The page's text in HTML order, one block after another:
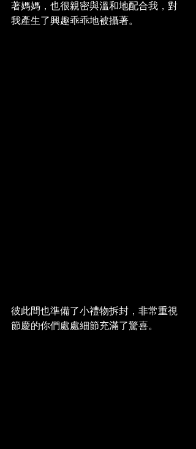
著媽媽，也很親密與溫和地配合我，對
我產生了興趣乖乖地被攝著。
彼此間也準備了小禮物拆封，非常重視
節慶的你們處處細節充滿了驚喜。